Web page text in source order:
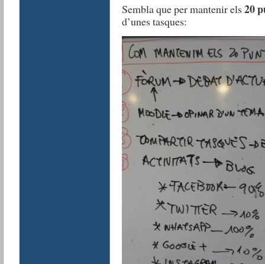
Sembla que per mantenir els20
d’unes tasques: